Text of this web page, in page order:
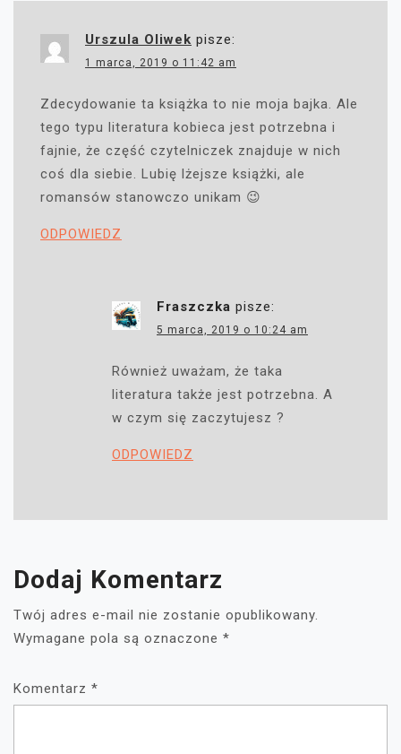
Urszula Oliwek pisze:
1 marca, 2019 o 11:42 am
Zdecydowanie ta książka to nie moja bajka. Ale
tego typu literatura kobieca jest potrzebna i
fajnie, że część czytelniczek znajduje w nich
coś dla siebie. Lubię lżejsze książki, ale
romansów stanowczo unikam 😉
ODPOWIEDZ
Fraszczka pisze:
5 marca, 2019 o 10:24 am
Również uważam, że taka
literatura także jest potrzebna. A
w czym się zaczytujesz ?
ODPOWIEDZ
Dodaj Komentarz
Twój adres e-mail nie zostanie opublikowany.
Wymagane pola są oznaczone *
Komentarz *